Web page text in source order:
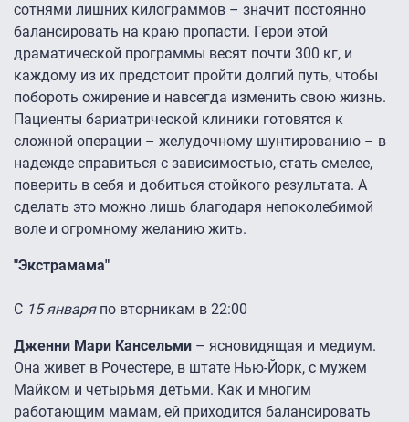
сотнями лишних килограммов – значит постоянно
балансировать на краю пропасти. Герои этой
драматической программы весят почти 300 кг, и
каждому из их предстоит пройти долгий путь, чтобы
побороть ожирение и навсегда изменить свою жизнь.
Пациенты бариатрической клиники готовятся к
сложной операции – желудочному шунтированию – в
надежде справиться с зависимостью, стать смелее,
поверить в себя и добиться стойкого результата. А
сделать это можно лишь благодаря непоколебимой
воле и огромному желанию жить.
"Экстрамама"
С 15 январяпо вторникам в 22:00
Дженни Мари Кансельми – ясновидящая и медиум.
Она живет в Рочестере, в штате Нью-Йорк, с мужем
Майком и четырьмя детьми. Как и многим
работающим мамам, ей приходится балансировать